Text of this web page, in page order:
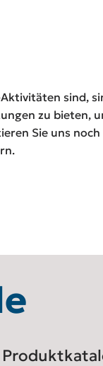
sind,
zu bieten,
Sie uns